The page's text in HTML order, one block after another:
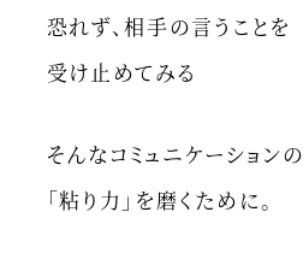
恐れず、相手の言うことを
受け止めてみる
そんなコミュニケーションの
「粘り力」を磨くために。